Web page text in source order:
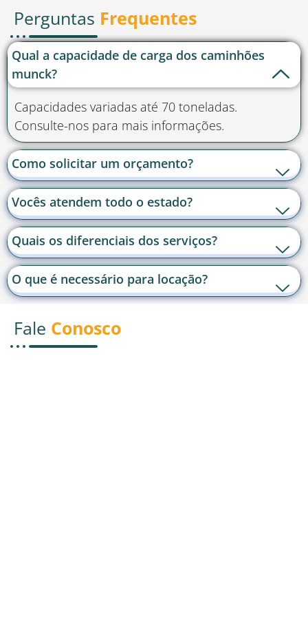
Perguntas Frequentes
Qual a capacidade de carga dos caminhões
munck?
Capacidades variadas até 70 toneladas.
Consulte-nos para mais informações.
Como solicitar um orçamento?
Vocês atendem todo o estado?
Quais os diferenciais dos serviços?
O que é necessário para locação?
Fale Conosco